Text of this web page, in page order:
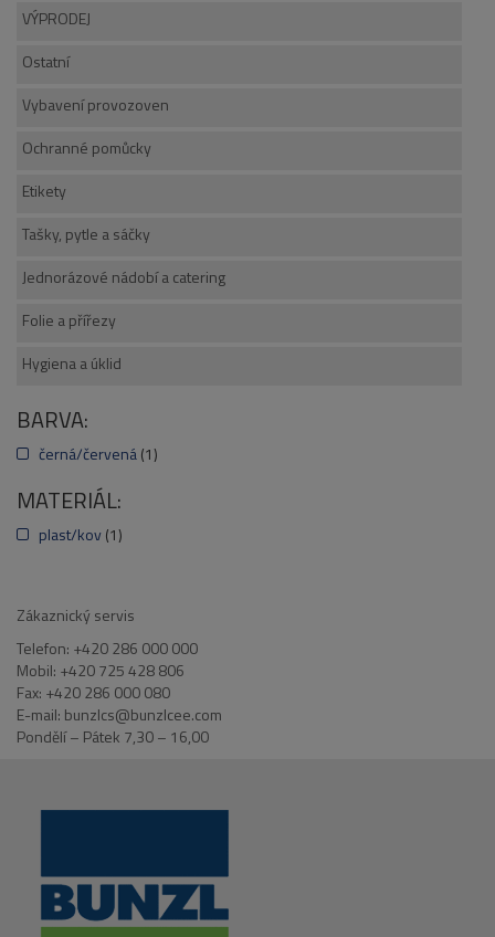
VÝPRODEJ
Ostatní
Vybavení provozoven
Ochranné pomůcky
Etikety
Tašky, pytle a sáčky
Jednorázové nádobí a catering
Folie a přířezy
Hygiena a úklid
BARVA:
černá/červená (1)
MATERIÁL:
plast/kov (1)
Zákaznický servis
Telefon: +420 286 000 000
Mobil: +420 725 428 806
Fax: +420 286 000 080
E-mail: bunzlcs@bunzlcee.com
Pondělí – Pátek 7,30 – 16,00